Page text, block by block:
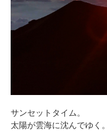
サンセットタイム。
太陽が雲海に沈んでゆく。